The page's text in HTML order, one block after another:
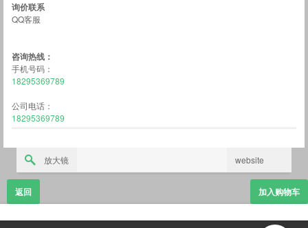
询价联系
QQ客服
咨询热线：
手机号码：
18295369789
公司电话：
18295369789
放大镜 website